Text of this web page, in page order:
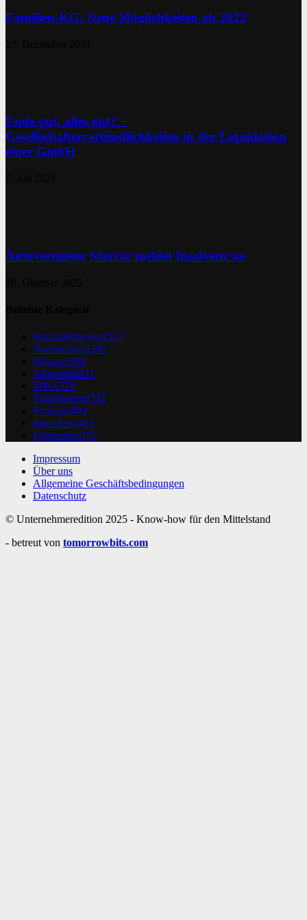
Familien-KG: Neue Möglichkeiten ab 2022
Ende gut, alles gut? −
Gesellschafterverbindlichkeiten in der Liquidation
einer GmbH
Autovermieter Starcar meldet Insolvenz an
Kurzmeldungen2112
Nachrichten1582
Wissen1089
Allgemein821
M&A570
Finanzierung535
Strategie493
Interviews415
Fallstudien371
Impressum
Über uns
Allgemeine Geschäftsbedingungen
Datenschutz
© Unternehmeredition 2025 - Know-how für den Mittelstand
- betreut von tomorrowbits.com